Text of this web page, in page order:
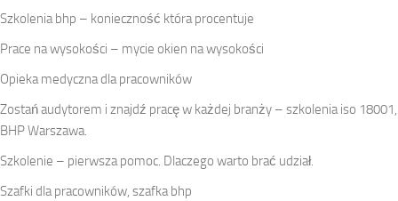
Szkolenia bhp – konieczność która procentuje
Prace na wysokości – mycie okien na wysokości
Opieka medyczna dla pracowników
Zostań audytorem i znajdź pracę w każdej branży – szkolenia iso 18001,
BHP Warszawa.
Szkolenie – pierwsza pomoc. Dlaczego warto brać udział.
Szafki dla pracowników, szafka bhp